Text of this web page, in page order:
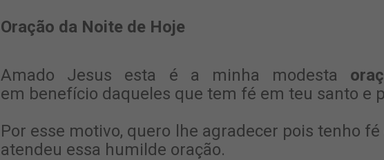
Oração da Noite de Hoje
Amado Jesus esta é a minha modesta
em benefício daqueles que tem fé em teu santo e
Por esse motivo, quero lhe agradecer pois tenho
atendeu essa humilde oração.